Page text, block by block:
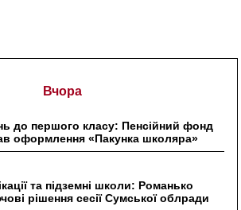
Вчора
до першого класу: Пенсійний фонд
оформлення «Пакунка школяра»
та підземні школи: Романько
рішення сесії Сумської облради